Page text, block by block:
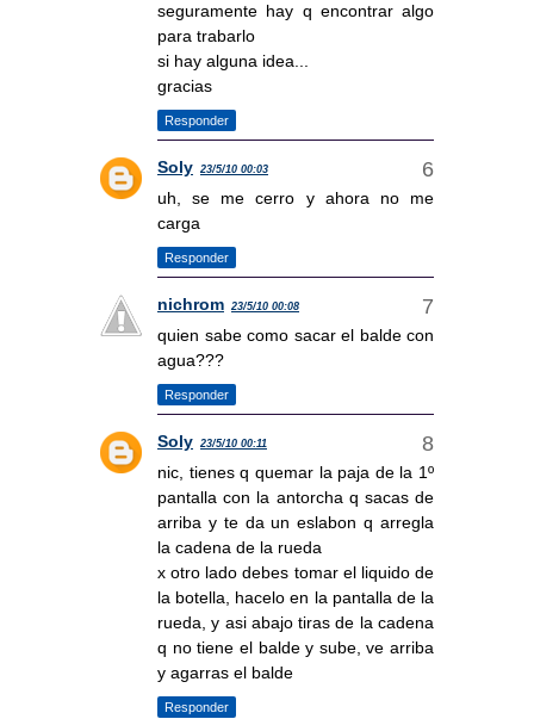
seguramente hay q encontrar algo
para trabarlo
si hay alguna idea...
gracias
Responder
Soly 23/5/10 00:03
uh, se me cerro y ahora no me
carga
Responder
nichrom 23/5/10 00:08
quien sabe como sacar el balde con
agua???
Responder
Soly 23/5/10 00:11
nic, tienes q quemar la paja de la 1º
pantalla con la antorcha q sacas de
arriba y te da un eslabon q arregla
la cadena de la rueda
x otro lado debes tomar el liquido de
la botella, hacelo en la pantalla de la
rueda, y asi abajo tiras de la cadena
q no tiene el balde y sube, ve arriba
y agarras el balde
Responder